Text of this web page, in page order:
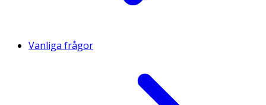
Vanliga frågor